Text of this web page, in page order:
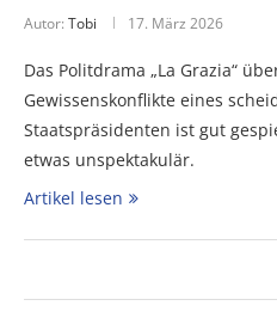
Autor: Tobi 17. März 2026
Das Politdrama „La Grazia“
Gewissenskonflikte eines
Staatspräsidenten ist gut
etwas unspektakulär.
Artikel lesen